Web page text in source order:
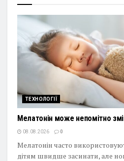
ТЕХНОЛОГІЇ
Мелатонін може непомітно
08.08.2026 0
Мелатонін часто
дітям швидше засинати, але